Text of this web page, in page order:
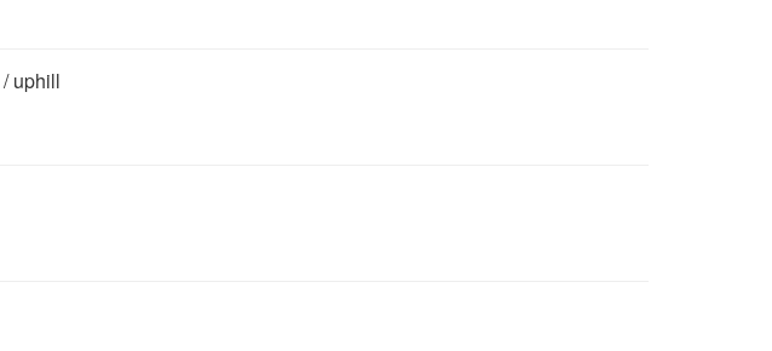
uphill